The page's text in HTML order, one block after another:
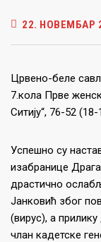
22. НОВЕМБАР
Црвено-беле
7.кола Прве
Ситију“, 76-52
Успешно су
изабранице
драстично
Јанковић због
(вирус), а
члан кадетске